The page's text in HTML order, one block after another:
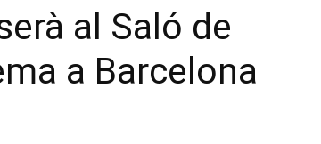
al Saló de
a Barcelona